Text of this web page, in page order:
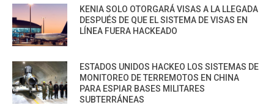
KENIA SOLO OTORGARÁ VISAS A LA LLEGADA
DESPUÉS DE QUE EL SISTEMA DE VISAS EN
LÍNEA FUERA HACKEADO
ESTADOS UNIDOS HACKEO LOS SISTEMAS DE
MONITOREO DE TERREMOTOS EN CHINA
PARA ESPIAR BASES MILITARES
SUBTERRÁNEAS